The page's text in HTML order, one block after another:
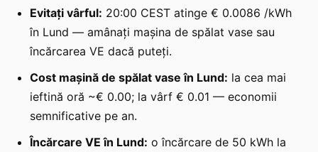
Evitați vârful: 20:00 CEST atinge € 0.0086 /kWh
în Lund — amânați mașina de spălat vase sau
încărcarea VE dacă puteți.
Cost mașină de spălat vase în Lund: la cea mai
ieftină oră ~€ 0.00; la vârf € 0.01 — economii
semnificative pe an.
Încărcare VE în Lund: o încărcare de 50 kWh la